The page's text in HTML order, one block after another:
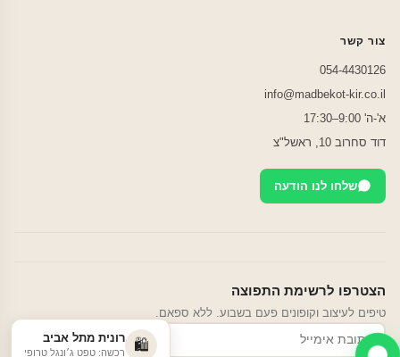
צור קשר
054-4430126
info@madbekot-kir.co.il
א'-ה' 9:00–17:30
דוד סחרוב 10, ראשל"צ
שלחו לנו הודעה
הצטרפו לרשימת התפוצה
טיפים לעיצוב וקופונים פעם בשבוע. ללא ספאם.
הרשמה 🛍️ רונית מתל אביב
רכשה: טפט ג׳ונגל טרופי